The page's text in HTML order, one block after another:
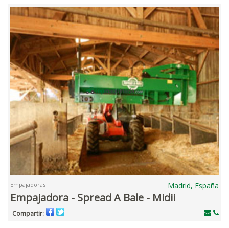
Empajadoras Madrid, España
Empajadora - Spread A Bale - Midii
Compartir: